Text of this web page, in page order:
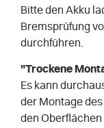
Bitte den Akku
Bremsprüfung
durchführen.
"Trockene
Es kann
der Montage
den Oberflächen